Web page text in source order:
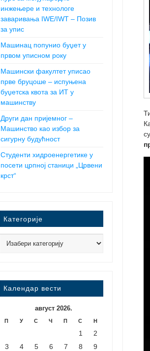
инжењере и технологе
заваривања IWE/IWT – Позив
за упис
Машинац попунио буџет у
првом уписном року
Машински факултет уписао
прве бруцоше – испуњена
буџетска квота за ИТ у
машинству
Други дан пријемног –
Машинство као избор за
сигурну будућност
Студенти хидроенергетике у
посети црпној станици „Црвени
крст“
Категорије
Календар вести
август 2026.
П У С Ч П С Н
1
2
3
4 5 6 7 8
9